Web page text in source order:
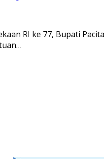
RI ke 77, Bupati